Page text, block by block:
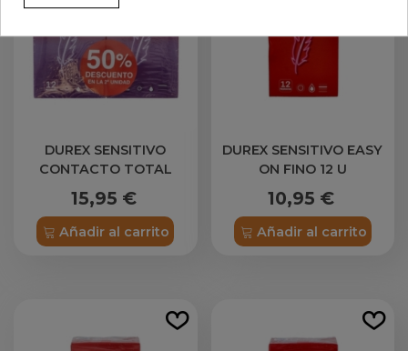
DUREX SENSITIVO
CONTACTO TOTAL
PRESERVATIVOS 2 CAJAS
15,95 €
Añadir al carrito
DUREX SENSITIVO EASY
ON FINO 12 U
10,95 €
Añadir al carrito